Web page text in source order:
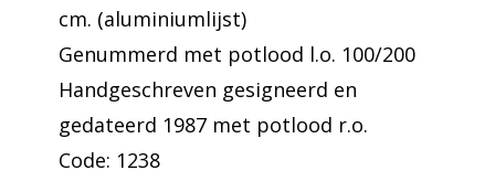
cm. (aluminiumlijst)
Genummerd met potlood l.o. 100/200
Handgeschreven gesigneerd en
gedateerd 1987 met potlood r.o.
Code: 1238